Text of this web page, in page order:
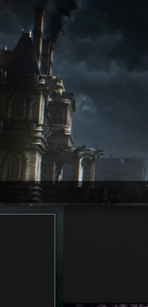
Bloodborne wiki